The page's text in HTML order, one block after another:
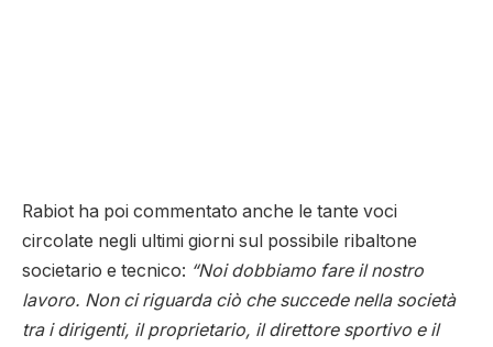
Rabiot ha poi commentato anche le tante voci
circolate negli ultimi giorni sul possibile ribaltone
societario e tecnico: “Noi dobbiamo fare il nostro
lavoro. Non ci riguarda ciò che succede nella società
tra i dirigenti, il proprietario, il direttore sportivo e il